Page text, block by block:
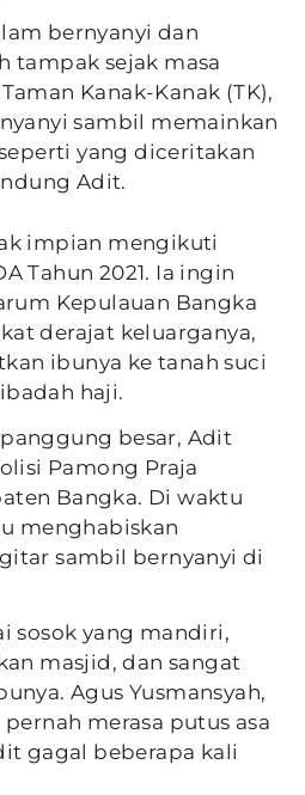
bernyanyi dan
tampak sejak masa
Kanak-Kanak (TK),
sambil memainkan
yang diceritakan
Adit.
impian mengikuti
Tahun 2021. Ia ingin
Kepulauan Bangka
derajat keluarganya,
ibunya ke tanah suci
haji.
besar, Adit
Pamong Praja
Bangka. Di waktu
menghabiskan
sambil bernyanyi di
sosok yang mandiri,
masjid, dan sangat
Agus Yusmansyah,
merasa putus asa
gagal beberapa kali